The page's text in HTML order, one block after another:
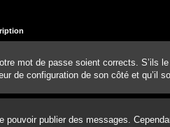
mot de passe soient corrects. S’ils
de configuration de son côté et qu’il
publier des messages.